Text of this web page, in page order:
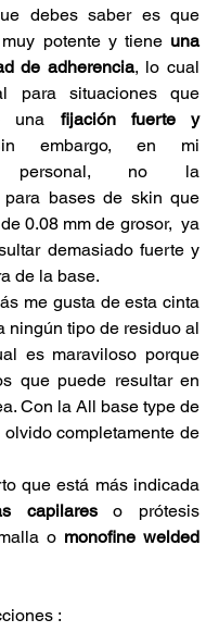
debes saber es que
potente y tiene una
de adherencia, lo cual
para situaciones que
una fijación fuerte y
embargo, en mi
personal, no la
para bases de skin que
0.08 mm de grosor,  ya
demasiado fuerte y
de la base.
me gusta de esta cinta
ningún tipo de residuo al
es maraviloso porque
que puede resultar en
Con la All base type de
olvido completamente de
que está más indicada
capilares o prótesis
o monofine welded
: